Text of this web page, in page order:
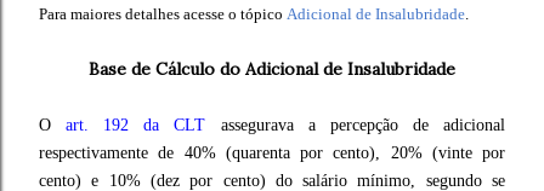
Para maiores detalhes acesse o tópico Adicional de Insalubridade.
Base de Cálculo do Adicional de Insalubridade
Oart. 192 da CLT assegurava a percepção de adicional
respectivamente de 40% (quarenta por cento), 20% (vinte por
cento) e 10% (dez por cento) do salário mínimo, segundo se